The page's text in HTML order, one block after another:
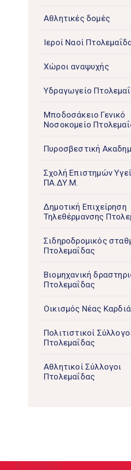
Αθλητικές δομές
Ιεροί Ναοί
Χώροι αναψυχής
Υδραγωγείο
Μποδοσάκειο Γενικό
Νοσοκομείο
Πυροσβεστική
Σχολή Επιστημών
ΠΑ.ΔΥ.Μ.
Δημοτική Επιχείρηση
Τηλεθέρμανσης
Σιδηροδρομικός
Πτολεμαΐδας
Βιομηχανική
Πτολεμαΐδας
Οικισμός Νέας
Πολιτιστικοί
Πτολεμαΐδας
Αθλητικοί Σύλλογοι
Πτολεμαΐδας